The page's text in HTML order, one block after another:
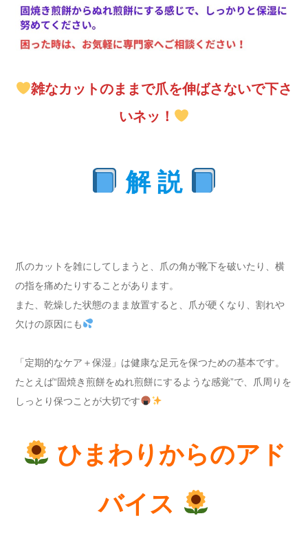
雑なカットのままで爪を伸ばさないで下さ
いネッ！
解 説
爪のカットを雑にしてしまうと、爪の角が靴下を破いたり、横
の指を痛めたりすることがあります。
また、乾燥した状態のまま放置すると、爪が硬くなり、割れや
欠けの原因にも
「定期的なケア＋保湿」は健康な足元を保つための基本です。
たとえば“固焼き煎餅をぬれ煎餅にするような感覚”で、爪周りを
しっとり保つことが大切です
ひまわりからのアド
バイス